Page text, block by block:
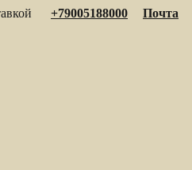
+79005188000 Почта